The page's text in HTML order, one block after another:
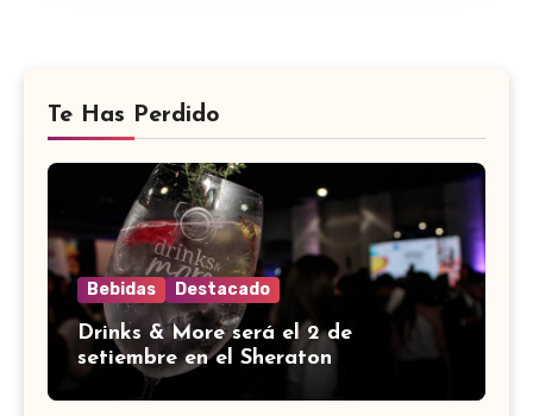
Te Has Perdido
Bebidas Destacado
Drinks & More será el 2 de
setiembre en el Sheraton